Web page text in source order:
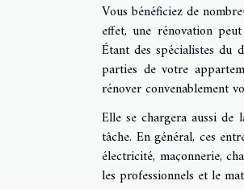
Vous bénéficiez de
effet, une rénovation
Étant des spécialistes du
parties de votre
rénover convenablement
Elle se chargera aussi de
tâche. En général, ces
électricité, maçonnerie,
les professionnels et le